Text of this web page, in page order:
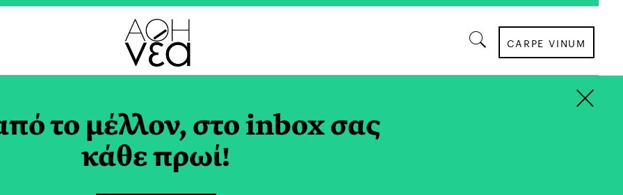
CARPE VINUM
ΕΚΛΟΓΕΣ TAG
το μέλλον, στο inbox σας
κάθε πρωί!
×